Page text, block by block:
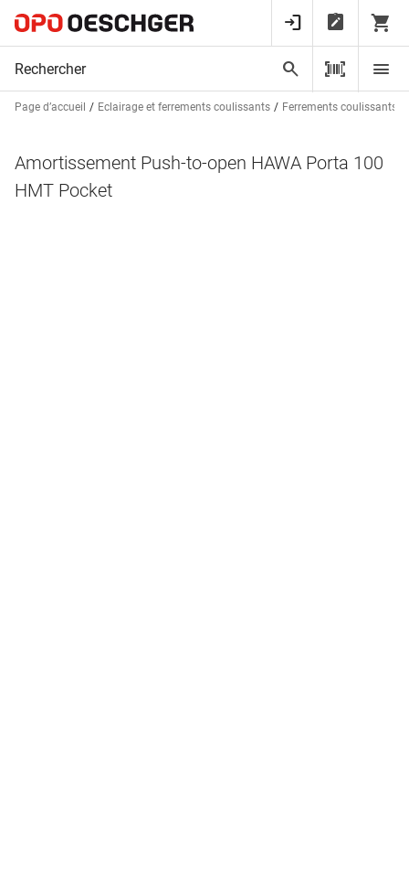
Page d’accueil Eclairage et ferrements coulissants Ferrements coulissants
Amortissement Push-to-open HAWA Porta 100
HMT Pocket